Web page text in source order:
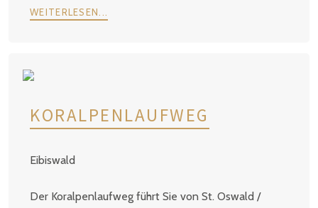
WEITERLESEN...
KORALPENLAUFWEG
Eibiswald
Der Koralpenlaufweg führt Sie von St. Oswald /